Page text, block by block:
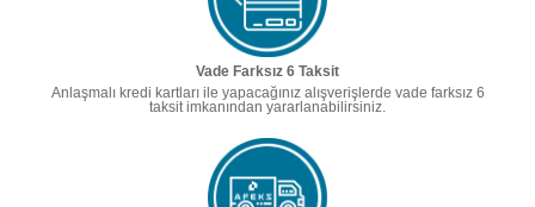
Vade Farksız 6 Taksit
Anlaşmalı kredi kartları ile yapacağınız alışverişlerde vade farksız 6
taksit imkanından yararlanabilirsiniz.